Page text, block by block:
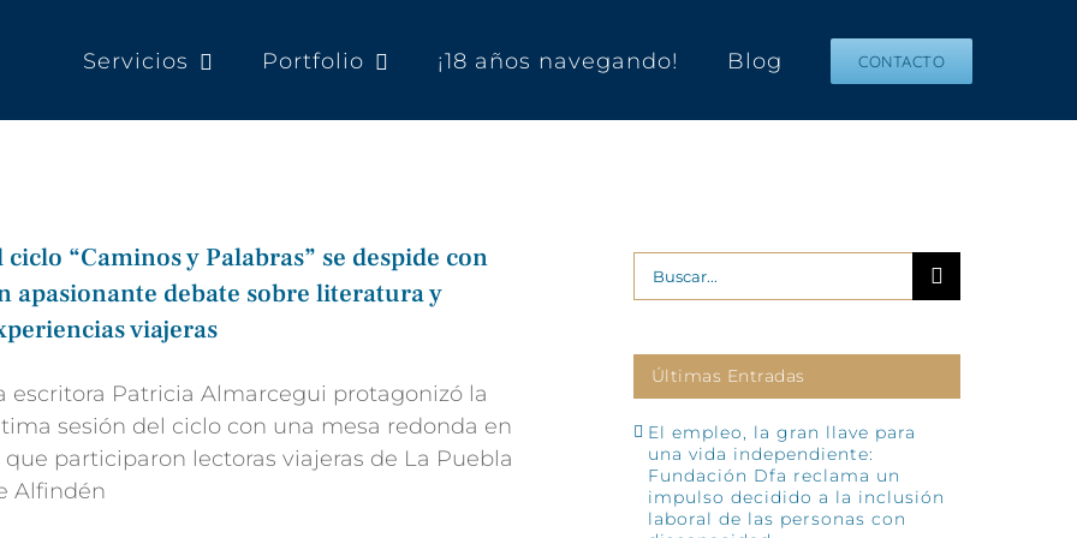
Servicios Portfolio ¡18 años navegando! Blog CONTACTO
ciclo “Caminos y Palabras” se despide con
apasionante debate sobre literatura y
viajeras
escritora Patricia Almarcegui protagonizó la
sesión del ciclo con una mesa redonda en
que participaron lectoras viajeras de La Puebla
Alfindén
Buscar:
Últimas Entradas
El empleo, la gran llave para
una vida independiente:
Fundación Dfa reclama un
impulso decidido a la inclusión
laboral de las personas con